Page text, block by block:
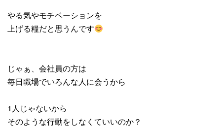
やる気やモチベーションを
上げる糧だと思うんです
じゃぁ、会社員の方は
毎日職場でいろんな人に会うから
1人じゃないから
そのような行動をしなくていいのか？